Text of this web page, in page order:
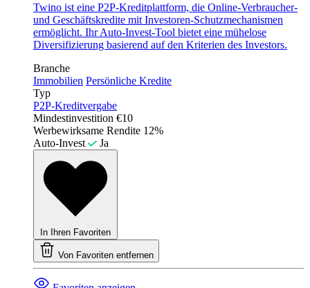
Twino ist eine P2P-Kreditplattform, die Online-Verbraucher-
und Geschäftskredite mit Investoren-Schutzmechanismen
ermöglicht. Ihr Auto-Invest-Tool bietet eine mühelose
Diversifizierung basierend auf den Kriterien des Investors.
Branche
Immobilien Persönliche Kredite
Typ
P2P-Kreditvergabe
Mindestinvestition €10
Werbewirksame Rendite 12%
Auto-Invest
Ja
In Ihren Favoriten
Von Favoriten entfernen